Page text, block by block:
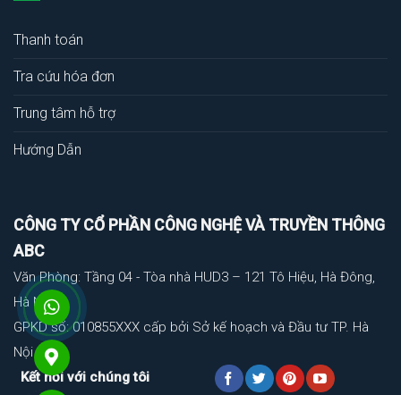
Thanh toán
Tra cứu hóa đơn
Trung tâm hỗ trợ
Hướng Dẫn
CÔNG TY CỔ PHẦN CÔNG NGHỆ VÀ TRUYỀN THÔNG
ABC
Văn Phòng: Tầng 04 - Tòa nhà HUD3 – 121 Tô Hiệu, Hà Đông,
Hà Nội
GPKD số: 010855XXX cấp bởi Sở kế hoạch và Đầu tư TP. Hà
Nội
Kết nối với chúng tôi